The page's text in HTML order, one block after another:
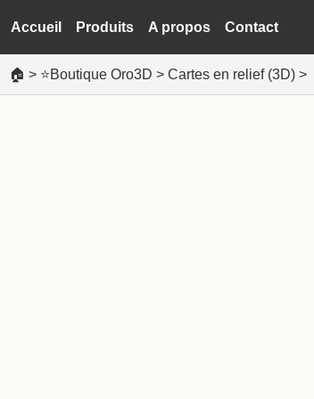
Accueil Produits A propos Contact
🏠 > ⭐Boutique Oro3D > Cartes en relief (3D) >